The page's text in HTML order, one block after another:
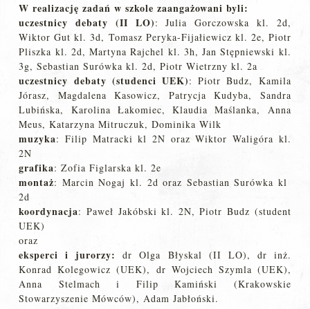
W realizację zadań w szkole zaangażowani byli:
uczestnicy debaty (II LO): Julia Gorczowska kl. 2d,
Wiktor Gut kl. 3d, Tomasz Peryka-Fijałiewicz kl. 2e, Piotr
Pliszka kl. 2d, Martyna Rajchel kl. 3h, Jan Stępniewski kl.
3g, Sebastian Surówka kl. 2d, Piotr Wietrzny kl. 2a
uczestnicy debaty (studenci UEK): Piotr Budz, Kamila
Jórasz, Magdalena Kasowicz, Patrycja Kudyba, Sandra
Lubińska, Karolina Łakomiec, Klaudia Maślanka, Anna
Meus, Katarzyna Mitruczuk, Dominika Wilk
muzyka: Filip Matracki kl 2N oraz Wiktor Waligóra kl.
2N
grafika: Zofia Figlarska kl. 2e
montaż: Marcin Nogaj kl. 2d oraz Sebastian Surówka kl
2d
koordynacja: Paweł Jakóbski kl. 2N, Piotr Budz (student
UEK)
oraz
eksperci i jurorzy:
dr Olga Błyskal (II LO), dr inż.
Konrad Kolegowicz (UEK), dr Wojciech Szymla (UEK),
Anna Stelmach i Filip Kamiński (Krakowskie
Stowarzyszenie Mówców), Adam Jabłoński.